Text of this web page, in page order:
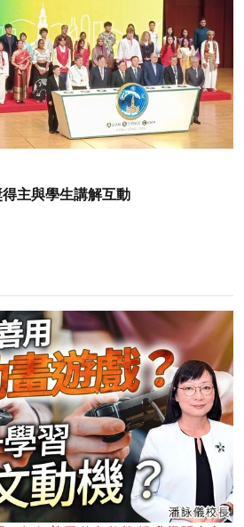
主與學生講解互動